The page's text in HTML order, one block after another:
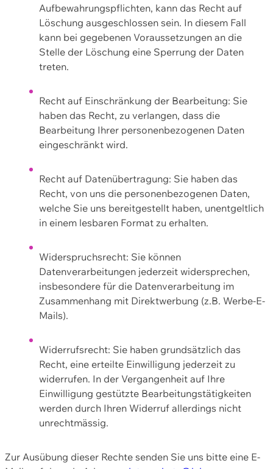
Aufbewahrungspflichten, kann das Recht auf
Löschung ausgeschlossen sein. In diesem Fall
kann bei gegebenen Voraussetzungen an die
Stelle der Löschung eine Sperrung der Daten
treten.
Recht auf Einschränkung der Bearbeitung: Sie
haben das Recht, zu verlangen, dass die
Bearbeitung Ihrer personenbezogenen Daten
eingeschränkt wird.
Recht auf Datenübertragung: Sie haben das
Recht, von uns die personenbezogenen Daten,
welche Sie uns bereitgestellt haben, unentgeltlich
in einem lesbaren Format zu erhalten.
Widerspruchsrecht: Sie können
Datenverarbeitungen jederzeit widersprechen,
insbesondere für die Datenverarbeitung im
Zusammenhang mit Direktwerbung (z.B. Werbe-E-
Mails).
Widerrufsrecht: Sie haben grundsätzlich das
Recht, eine erteilte Einwilligung jederzeit zu
widerrufen. In der Vergangenheit auf Ihre
Einwilligung gestützte Bearbeitungstätigkeiten
werden durch Ihren Widerruf allerdings nicht
unrechtmässig.
Zur Ausübung dieser Rechte senden Sie uns bitte eine E-